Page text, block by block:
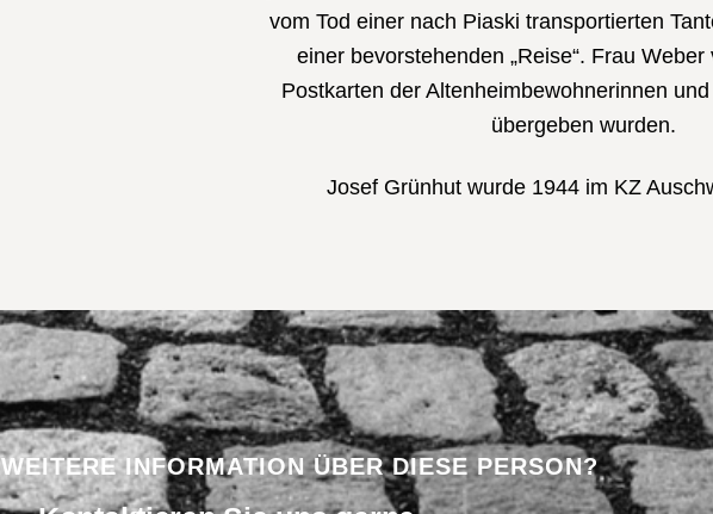
vom Tod einer nach Piaski transportierten
einer bevorstehenden „Reise“. Frau
Postkarten der Altenheimbewohnerinnen
übergeben wurden.
Josef Grünhut wurde 1944 im KZ
INFORMATION ÜBER DIESE PERSON?